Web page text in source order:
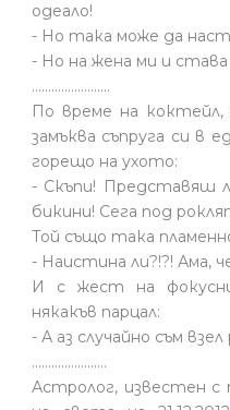
одеало!
- Но така може да
- Но на жена ми и
........................
По време на коктейл,
замъква съпруга си в
горещо на ухото:
- Скъпи! Представяш
бикини! Сега под
Той също така
- Наистина ли?!?! Ама,
И с жест на
някакъв парцал:
- А аз случайно съм
.......................
Астролог, известен с